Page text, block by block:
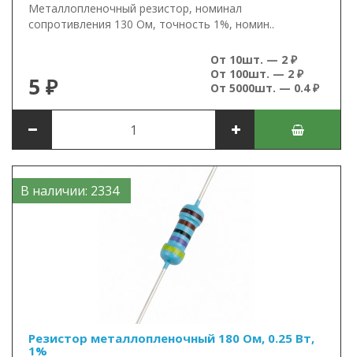
Металлопленочный резистор, номинал
сопротивления 130 Ом, точность 1%, номин..
5 ₽
От 10шт. — 2 ₽
От 100шт. — 2 ₽
От 5000шт. — 0.4 ₽
В наличии: 2334
Резистор металлопленочный 180 Ом, 0.25 Вт,
1%